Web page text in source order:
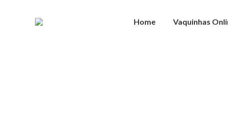
Home Vaquinhas